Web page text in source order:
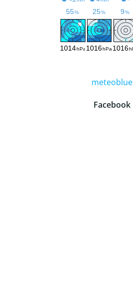
meteoblue
Facebook